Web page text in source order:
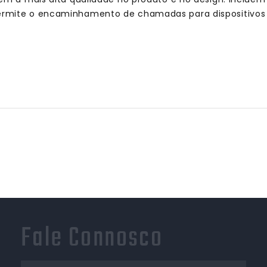
o encaminhamento de chamadas para
Fale Connosco